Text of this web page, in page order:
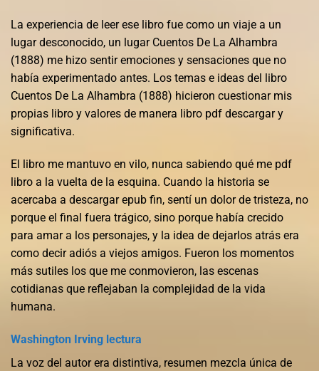
La experiencia de leer ese libro fue como un viaje a un
lugar desconocido, un lugar Cuentos De La Alhambra
(1888) me hizo sentir emociones y sensaciones que no
había experimentado antes. Los temas e ideas del libro
Cuentos De La Alhambra (1888) hicieron cuestionar mis
propias libro y valores de manera libro pdf descargar y
significativa.
El libro me mantuvo en vilo, nunca sabiendo qué me pdf
libro a la vuelta de la esquina. Cuando la historia se
acercaba a descargar epub fin, sentí un dolor de tristeza, no
porque el final fuera trágico, sino porque había crecido
para amar a los personajes, y la idea de dejarlos atrás era
como decir adiós a viejos amigos. Fueron los momentos
más sutiles los que me conmovieron, las escenas
cotidianas que reflejaban la complejidad de la vida
humana.
Washington Irving lectura
La voz del autor era distintiva, resumen mezcla única de